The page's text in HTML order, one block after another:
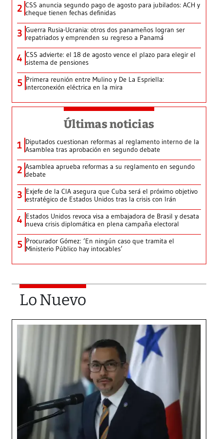
2 CSS anuncia segundo pago de agosto para jubilados: ACH y
cheque tienen fechas definidas
3 Guerra Rusia-Ucrania: otros dos panameños logran ser
repatriados y emprenden su regreso a Panamá
4 CSS advierte: el 18 de agosto vence el plazo para elegir el
sistema de pensiones
5 Primera reunión entre Mulino y De La Espriella:
interconexión eléctrica en la mira
Últimas noticias
1 Diputados cuestionan reformas al reglamento interno de la
Asamblea tras aprobación en segundo debate
2 Asamblea aprueba reformas a su reglamento en segundo
debate
3 Exjefe de la CIA asegura que Cuba será el próximo objetivo
estratégico de Estados Unidos tras la crisis con Irán
4 Estados Unidos revoca visa a embajadora de Brasil y desata
nueva crisis diplomática en plena campaña electoral
5 Procurador Gómez: ‘En ningún caso que tramita el
Ministerio Público hay intocables’
Lo Nuevo